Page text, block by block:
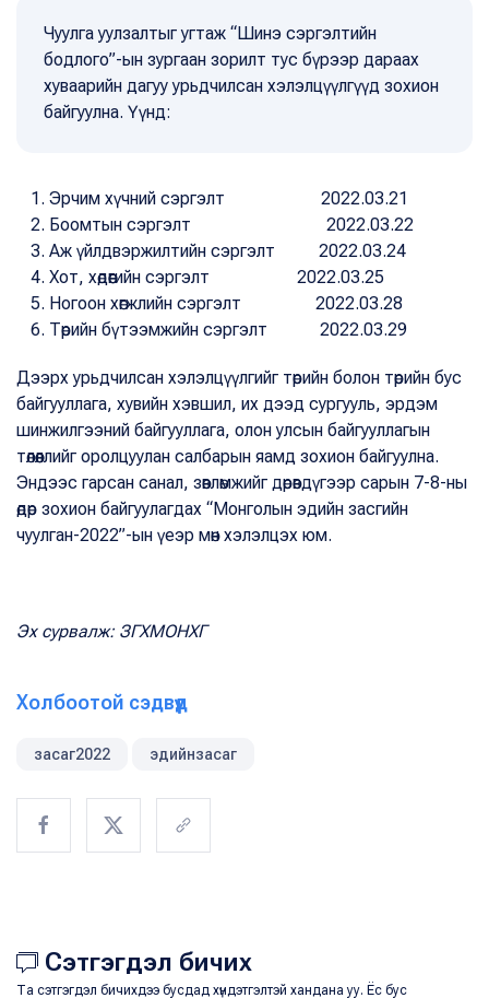
Чуулга уулзалтыг угтаж “Шинэ сэргэлтийн
бодлого”-ын зургаан зорилт тус бүрээр дараах
хуваарийн дагуу урьдчилсан хэлэлцүүлгүүд зохион
байгуулна. Үүнд:
Эрчим хүчний сэргэлт 2022.03.21
Боомтын сэргэлт 2022.03.22
Аж үйлдвэржилтийн сэргэлт 2022.03.24
Хот, хөдөөгийн сэргэлт 2022.03.25
Ногоон хөгжлийн сэргэлт 2022.03.28
Төрийн бүтээмжийн сэргэлт 2022.03.29
Дээрх урьдчилсан хэлэлцүүлгийг төрийн болон төрийн бус
байгууллага, хувийн хэвшил, их дээд сургууль, эрдэм
шинжилгээний байгууллага, олон улсын байгууллагын
төлөөллийг оролцуулан салбарын яамд зохион байгуулна.
Эндээс гарсан санал, зөвлөмжийг дөрөвдүгээр сарын 7-8-ны
өдөр зохион байгуулагдах “Монголын эдийн засгийн
чуулган-2022”-ын үеэр мөн хэлэлцэх юм.
Эх сурвалж: ЗГХМОНХГ
Холбоотой сэдвүүд
засаг2022 эдийнзасаг
Сэтгэгдэл бичих
Та сэтгэгдэл бичихдээ бусдад хүндэтгэлтэй хандана уу. Ёс бус